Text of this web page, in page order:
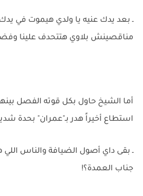
ـ بعد يدك عنيه يا ولدي هيموت في
مناقصينش بلاوي هتتحدف علينا
أما الشيخ حاول بكل قوته الفصل
استطاع أخيراً هدر بـ"عمران" بحدة
ـ بقى داي أصول الضيافة والناس اللي
جناب العمدة؟!